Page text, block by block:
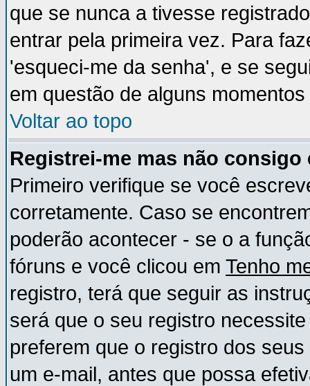
que se nunca a tivesse
entrar pela primeira vez. Para
'esqueci-me da senha', e se
em questão de alguns momentos
Voltar ao topo
Registrei-me mas não
Primeiro verifique se você
corretamente. Caso se
poderão acontecer - se o a
fóruns e você clicou em Tenho
registro, terá que seguir as
será que o seu registro
preferem que o registro dos
um e-mail, antes que possa